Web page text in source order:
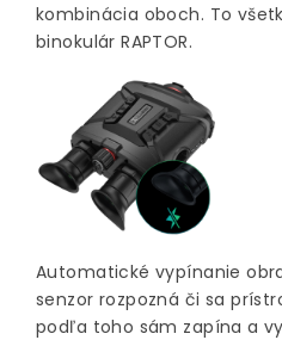
kombinácia oboch. To
binokulár RAPTOR.
Automatické vypínanie
senzor rozpozná či sa
podľa toho sám zapína a